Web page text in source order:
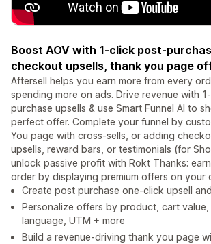
Boost AOV with 1-click post-
checkout upsells, thank you page
Aftersell helps you earn more from every
spending more on ads. Drive revenue with
purchase upsells & use Smart Funnel AI to
perfect offer. Complete your funnel by
You page with cross-sells, or adding
upsells, reward bars, or testimonials (for
unlock passive profit with Rokt Thanks:
order by displaying premium offers on your
Create post purchase one-click upsell
Personalize offers by product, cart
language, UTM + more
Build a revenue-driving thank you page